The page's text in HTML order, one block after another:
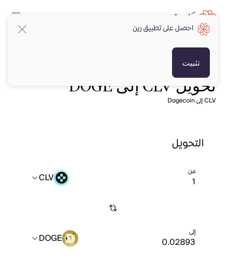
تحويل CLV إلى DOGE
CLV إلى Dogecoin
التحويل
من CLV
إلى DOGE
احصل على تطبيق رين
تثبيت